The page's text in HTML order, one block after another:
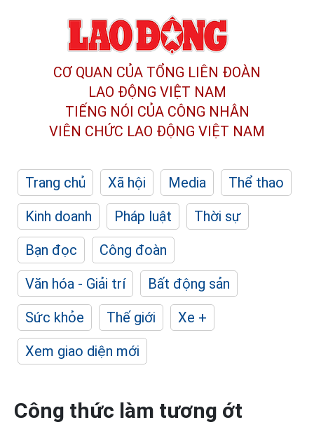
CƠ QUAN CỦA TỔNG LIÊN ĐOÀN
LAO ĐỘNG VIỆT NAM
TIẾNG NÓI CỦA CÔNG NHÂN
VIÊN CHỨC LAO ĐỘNG VIỆT NAM
Trang chủ Xã hội Media
Thể thao
Kinh doanh
Pháp luật
Thời sự
Bạn đọc
Công đoàn
Văn hóa - Giải trí
Bất động sản
Sức khỏe
Thế giới
Xe +
Xem giao diện mới
Công thức làm tương ớt